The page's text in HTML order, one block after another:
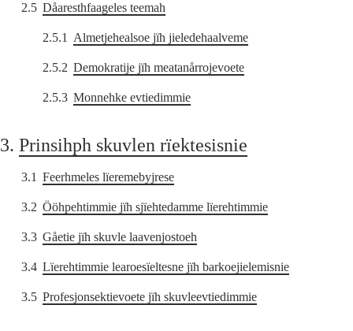
2.5 Dåaresthfaageles teemah
2.5.1 Almetjehealsoe jïh jieledehaalveme
2.5.2 Demokratije jïh meatanårrojevoete
2.5.3 Monnehke evtiedimmie
3. Prinsihph skuvlen rïektesisnie
3.1 Feerhmeles lïeremebyjrese
3.2 Ööhpehtimmie jïh sjïehtedamme lïerehtimmie
3.3 Gåetie jïh skuvle laavenjostoeh
3.4 Lïerehtimmie learoesïeltesne jïh barkoejielemisnie
3.5 Profesjonsektievoete jïh skuvleevtiedimmie